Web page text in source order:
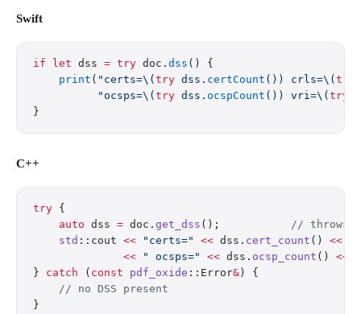
Swift
if let dss = try doc. dss () {
    print
( "certs=\( try dss. certCount ()) crls=\( try
          "ocsps=
\( try dss. ocspCount ()) vri=\( try
}
C++
try {
    auto
dss = doc. get_dss ();
// throws
    std
::cout << "certs=" << dss. cert_count () <<
              <<
" ocsps=" << dss. ocsp_count () <<
} catch ( const pdf_oxide ::Error& ) {
    // no DSS present
}